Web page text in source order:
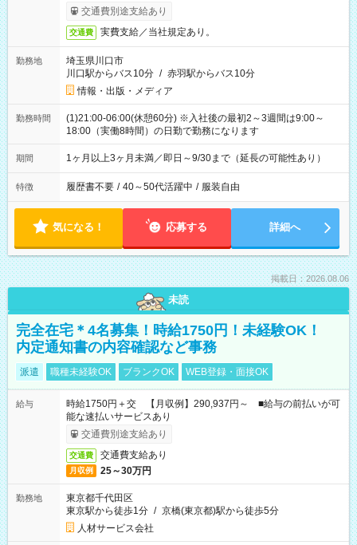
交通費別途支給あり
交通費 実費支給／当社規定あり。
勤務地
埼玉県川口市
川口駅からバス10分 / 赤羽駅からバス10分
情報・出版・メディア
勤務時間
(1)21:00-06:00(休憩60分) ※入社後の最初2～3週間は9:00～
18:00（実働8時間）の日勤で勤務になります
期間 1ヶ月以上3ヶ月未満／即日～9/30まで（延長の可能性あり）
特徴 履歴書不要 / 40～50代活躍中 / 服装自由
気になる！ 応募する 詳細へ
掲載日：2026.08.06
未読
完全在宅＊4名募集！時給1750円！未経験OK！
内定通知書の内容確認など事務
派遣 職種未経験OK ブランクOK WEB登録・面接OK
給与
時給1750円＋交 【月収例】290,937円～ ■給与の前払いが可
能な速払いサービスあり
交通費別途支給あり
交通費 交通費支給あり
月収例 25～30万円
勤務地
東京都千代田区
東京駅から徒歩1分 / 京橋(東京都)駅から徒歩5分
人材サービス会社